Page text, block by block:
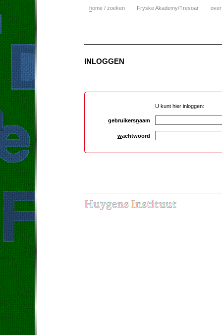
home / zoeken Fryske Akademy/Tresoar
INLOGGEN
U kunt hier inloggen:
gebruikersnaam
wachtwoord